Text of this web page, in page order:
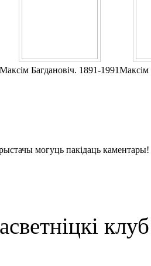
Максім Багдановіч. 1891-1991Максім
могуць пакідаць каментары!